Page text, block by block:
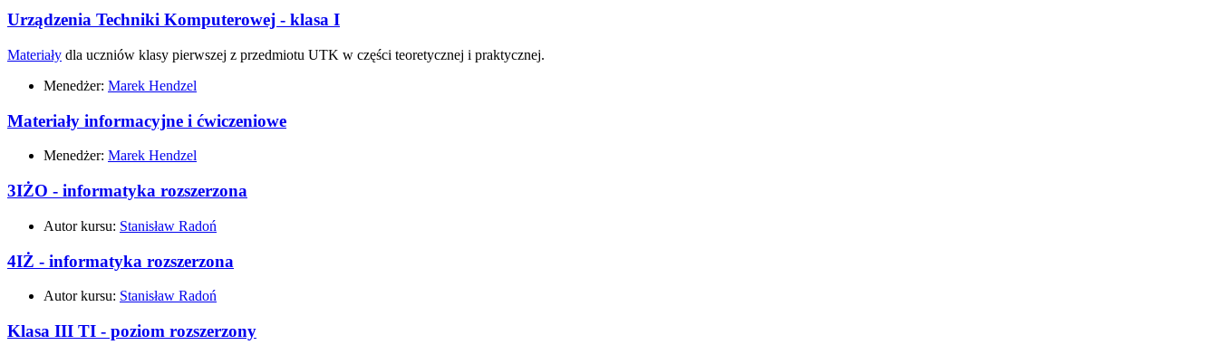
Urządzenia Techniki Komputerowej - klasa I
Materiały dla uczniów klasy pierwszej z przedmiotu UTK w części teoretycznej i praktycznej.
Menedżer: Marek Hendzel
Materiały informacyjne i ćwiczeniowe
Menedżer: Marek Hendzel
3IŻO - informatyka rozszerzona
Autor kursu: Stanisław Radoń
4IŻ - informatyka rozszerzona
Autor kursu: Stanisław Radoń
Klasa III TI - poziom rozszerzony